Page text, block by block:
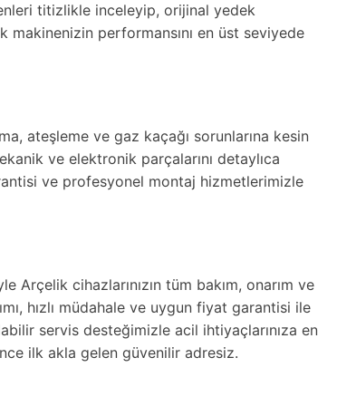
titizlikle inceleyip, orijinal yedek
makinenizin performansını en üst seviyede
ateşleme ve gaz kaçağı sorunlarına kesin
ve elektronik parçalarını detaylıca
ve profesyonel montaj hizmetlerimizle
cihazlarınızın tüm bakım, onarım ve
hızlı müdahale ve uygun fiyat garantisi ile
servis desteğimizle acil ihtiyaçlarınıza en
ilk akla gelen güvenilir adresiz.